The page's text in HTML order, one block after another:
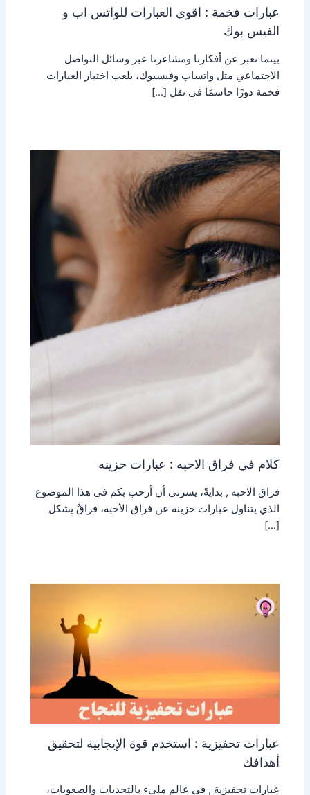
عبارات فخمة : اقوي العبارات للواتس اب و
الفيس بوك
بينما نعبر عن أفكارنا ومشاعرنا عبر وسائل التواصل
الاجتماعي مثل واتساب وفيسبوك، يلعب اختيار العبارات
فخمة دورًا حاسمًا في نقل […]
كلام في فراق الاحبه : عبارات حزينه
فراق الاحبه , بدايةً، يسرني أن أرحب بكم في هذا الموضوع
الذي يتناول عبارات حزينة عن فراق الأحبة، فراقٌ يشكل
[…]
عبارات تحفيزية : استخدم قوة الإيجابية لتحقيق
أهدافك
عبارات تحفيزية , في عالم مليء بالتحديات والصعوبات،